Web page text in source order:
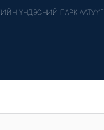
ҮНДЭСНИЙ ПАРК ААТУҮГ